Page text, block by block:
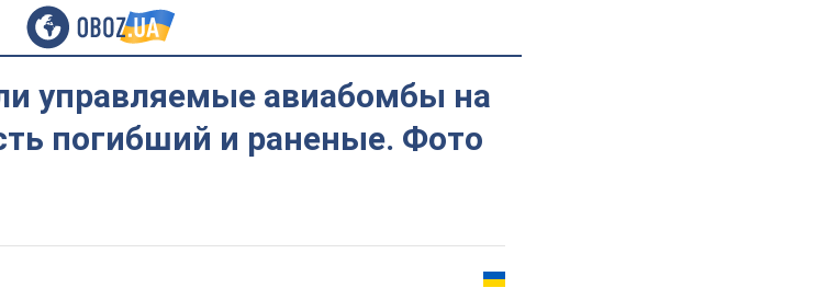
управляемые авиабомбы на
погибший и раненые. Фото